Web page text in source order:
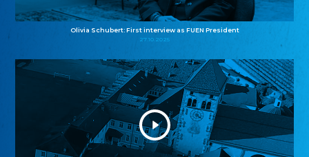
Olivia Schubert: First interview as FUEN President
27.10.2025